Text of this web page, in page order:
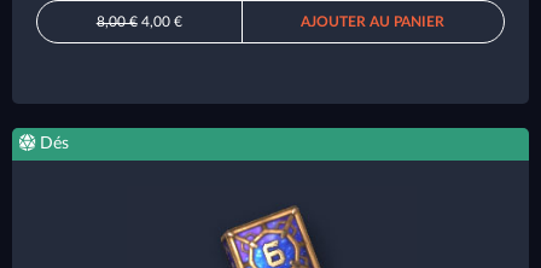
8,00 €4,00 € AJOUTER AU PANIER
Dés